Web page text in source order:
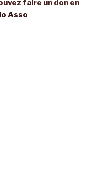
faire un don en
Asso